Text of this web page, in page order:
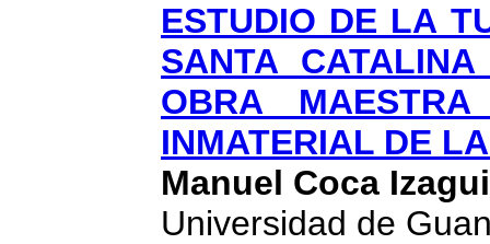
ESTUDIO DE LA
SANTA
OBRA
INMATERIAL DE
Manuel Coca
Universidad de